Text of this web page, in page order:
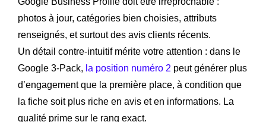
photos à jour, catégories bien choisies, attributs
renseignés, et surtout des avis clients récents.
Un détail contre-intuitif mérite votre attention : dans le
Google 3-Pack, la position numéro 2 peut générer plus
d’engagement que la première place, à condition que
la fiche soit plus riche en avis et en informations. La
qualité prime sur le rang exact.